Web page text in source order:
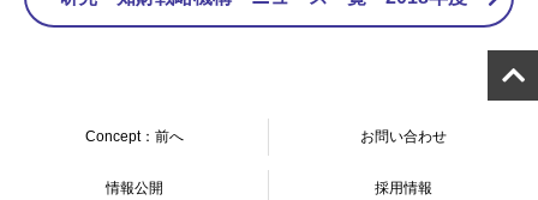
Concept：前へ お問い合わせ
情報公開 採用情報